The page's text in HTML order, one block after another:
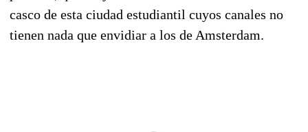
casco de esta ciudad estudiantil cuyos canales no
tienen nada que envidiar a los de Amsterdam.